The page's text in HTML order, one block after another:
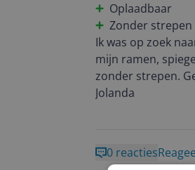
Ik was op zoek
mijn ramen,
zonder strepen.
Jolanda
Oplaadbaar
Zonder strepen
0 reacties